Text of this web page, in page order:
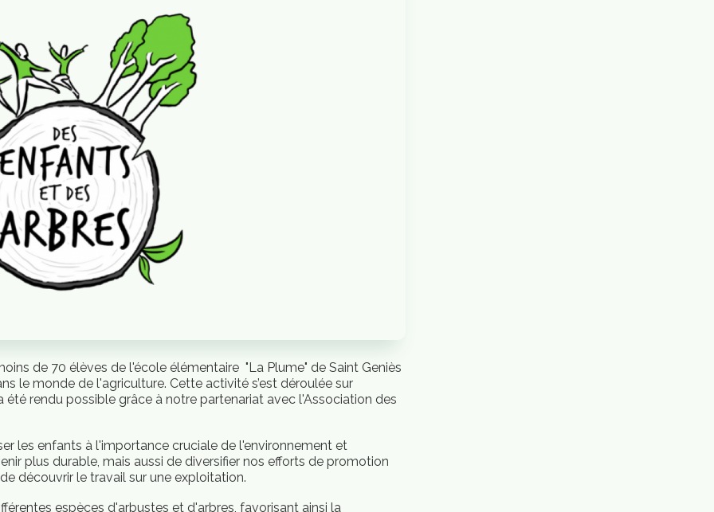
de 70 élèves de l'école élémentaire "La Plume" de Saint Geniès
le monde de l'agriculture. Cette activité s’est déroulée sur
rendu possible grâce à notre partenariat avec l'Association des
les enfants à l'importance cruciale de l'environnement et
plus durable, mais aussi de diversifier nos efforts de promotion
découvrir le travail sur une exploitation.
espèces d'arbustes et d'arbres, favorisant ainsi la